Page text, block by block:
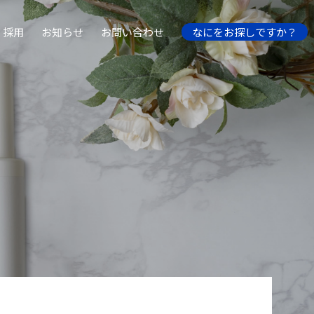
採用 お知らせ お問い合わせ なにをお探しですか？